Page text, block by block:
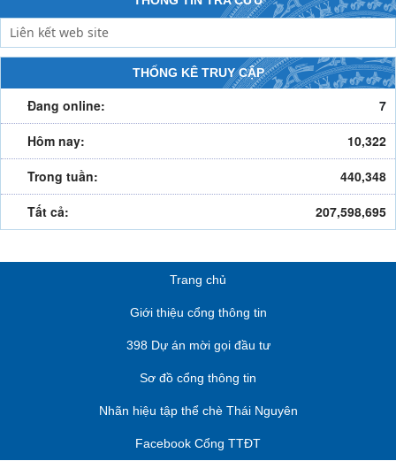
THỐNG KÊ TRUY CẬP
Đang online:
7
Hôm nay:
10,322
Trong tuần:
440,348
Tất cả:
207,598,695
Trang chủ
Giới thiệu cổng thông tin
398 Dự án mời gọi đầu tư
Sơ đồ cổng thông tin
Nhãn hiệu tập thể chè Thái Nguyên
Facebook Cổng TTĐT